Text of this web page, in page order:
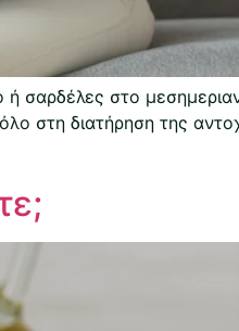
σαρδέλες στο
στη διατήρηση της